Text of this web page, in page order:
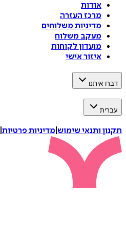
אודות
מרכז העזרה
מדיניות משלוחים
מעקב משלוח
מועדון לקוחות
איזור אישי
דברו איתנו
עברית
תקנון ותנאי שימוש מדיניות פרטיות